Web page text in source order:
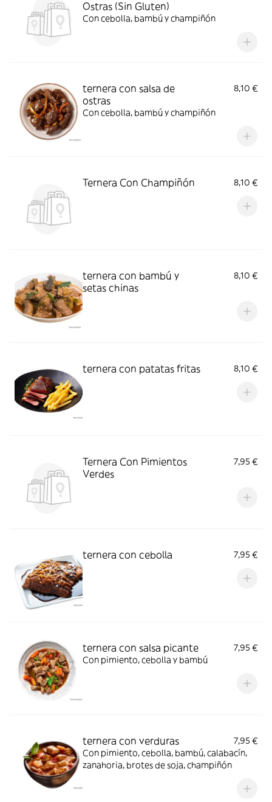
Ostras (Sin Gluten)
Con cebolla, bambú y champiñón
ternera con salsa de
ostras
8,10 €
Con cebolla, bambú y champiñón
Ternera Con Champiñón 8,10 €
ternera con bambú y
setas chinas
8,10 €
ternera con patatas fritas 8,10 €
Ternera Con Pimientos
Verdes
7,95 €
ternera con cebolla 7,95 €
ternera con salsa picante
7,95 €
Con pimiento, cebolla y bambú
ternera con verduras
7,95 €
Con pimiento, cebolla, bambú, calabacín,
zanahoria, brotes de soja, champiñón